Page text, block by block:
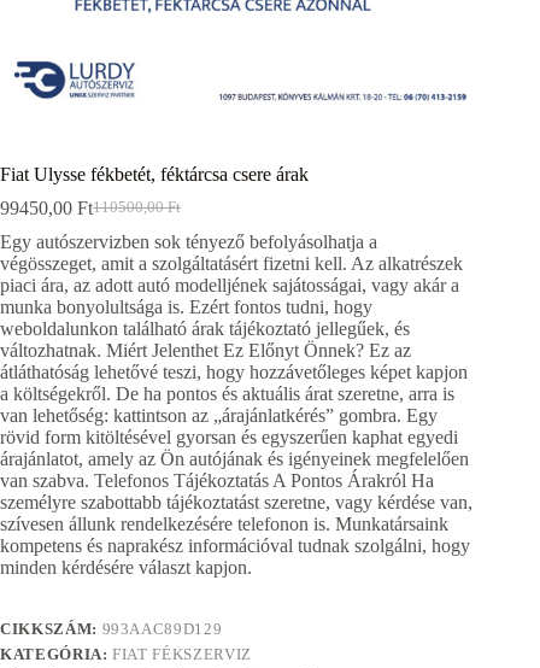
Fiat Ulysse fékbetét, féktárcsa csere árak
110500,00Ft
Original
price
was:
110500,00 Ft.
99450,00 FtCurrent
price
is:
99450,00 Ft.
Egy autószervizben sok tényező befolyásolhatja a
végösszeget, amit a szolgáltatásért fizetni kell. Az alkatrészek
piaci ára, az adott autó modelljének sajátosságai, vagy akár a
munka bonyolultsága is. Ezért fontos tudni, hogy
weboldalunkon található árak tájékoztató jellegűek, és
változhatnak. Miért Jelenthet Ez Előnyt Önnek? Ez az
átláthatóság lehetővé teszi, hogy hozzávetőleges képet kapjon
a költségekről. De ha pontos és aktuális árat szeretne, arra is
van lehetőség: kattintson az „árajánlatkérés” gombra. Egy
rövid form kitöltésével gyorsan és egyszerűen kaphat egyedi
árajánlatot, amely az Ön autójának és igényeinek megfelelően
van szabva. Telefonos Tájékoztatás A Pontos Árakról Ha
személyre szabottabb tájékoztatást szeretne, vagy kérdése van,
szívesen állunk rendelkezésére telefonon is. Munkatársaink
kompetens és naprakész információval tudnak szolgálni, hogy
minden kérdésére választ kapjon.
CIKKSZÁM: 993AAC89D129
KATEGÓRIA:FIAT FÉKSZERVIZ